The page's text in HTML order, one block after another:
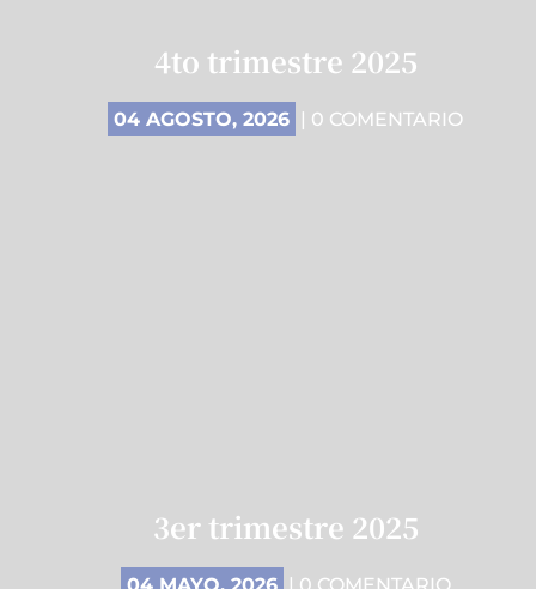
4to trimestre 2025
04 AGOSTO, 2026 | 0 COMENTARIO
3er trimestre 2025